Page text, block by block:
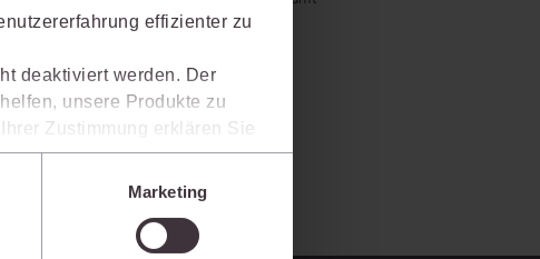
effizienter zu
deaktiviert werden. Der
unsere Produkte zu
Zustimmung erklären Sie
in Drittländer (z.B.
Marketing
Portal bietet und wie mit juris Ihre